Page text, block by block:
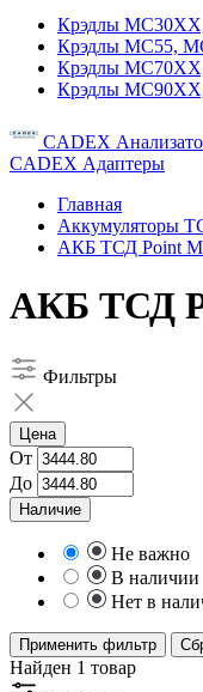
Крэдлы
Крэдлы MC55,
Крэдлы
Крэдлы
CADEX
CADEX Адаптеры
Главная
Аккумуляторы
АКБ ТСД Point
АКБ ТСД
Фильтры
Цена
От
До
Наличие
Не важно
В наличии
Нет в
Применить фильтр
Найден 1 товар